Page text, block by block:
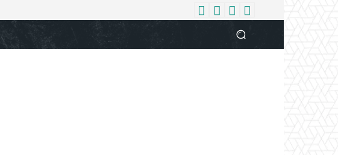
लाइफस्टाइल बिजनेस आपकी आवाज